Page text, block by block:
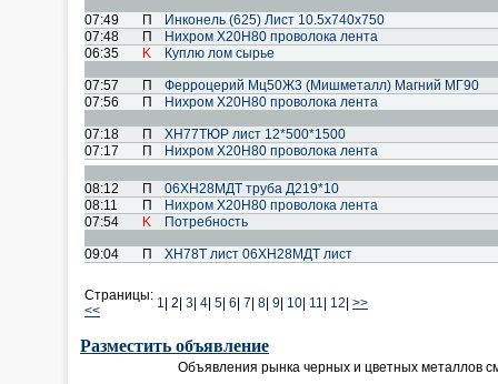
07:49 П
Инконель (625) Лист 10.5x740x750
07:48
П
Нихром Х20Н80 проволока лента
06:35
K Куплю лом сырье
07:57 П
Ферроцерий Мц50Ж3 (Мишметалл) Магний МГ90
07:56
П Нихром Х20Н80 проволока лента
07:18 П
ХН77ТЮР лист 12*500*1500
07:17
П Нихром Х20Н80 проволока лента
08:12 П
06ХН28МДТ труба Д219*10
08:11
П
Нихром Х20Н80 проволока лента
07:54
K Потребность
09:04 П ХН78Т лист 06ХН28МДТ лист
Страницы:
<<
1 2| 3 4 5 6 7 8 9 10 11 12 >>
Разместить объявление
Объявления рынка черных и цветных металлов